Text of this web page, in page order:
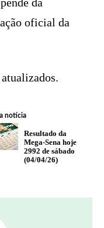
oficial da
notícia
Resultado da
Mega-Sena hoje
2992 de sábado
(04/04/26)